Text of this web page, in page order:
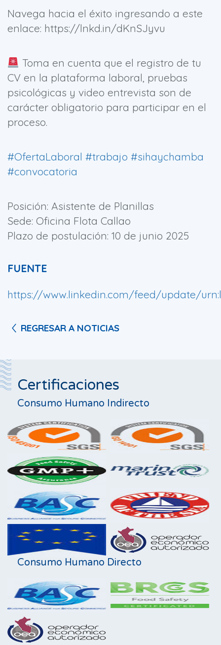
Navega hacia el éxito ingresando a este
enlace: https://lnkd.in/dKnSJyvu
Toma en cuenta que el registro de tu
CV en la plataforma laboral, pruebas
psicológicas y video entrevista son de
carácter obligatorio para participar en el
proceso.
#OfertaLaboral #trabajo #sihaychamba
#convocatoria
Posición: Asistente de Planillas
Sede: Oficina Flota Callao
Plazo de postulación: 10 de junio 2025
FUENTE
https://www.linkedin.com/feed/update/
REGRESAR A NOTICIAS
Certificaciones
Consumo Humano Indirecto
Consumo Humano Directo